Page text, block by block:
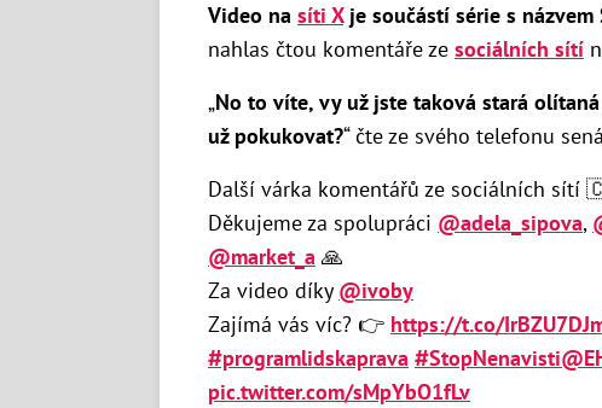
Video na síti Xje součástí série s názvem
nahlas čtou komentáře ze sociálních sítí
„No to víte, vy už jste taková stará
už pokukovat?“ čte ze svého telefonu
Další várka komentářů ze sociálních sítí
Děkujeme za spolupráci @adela_sipova,
@market_a 🙏
Za video díky @ivoby
Zajímá vás víc? 👉 https://t.co/
#programlidskaprava #StopNenavisti
pic.twitter.com/sMpYbO1fLv